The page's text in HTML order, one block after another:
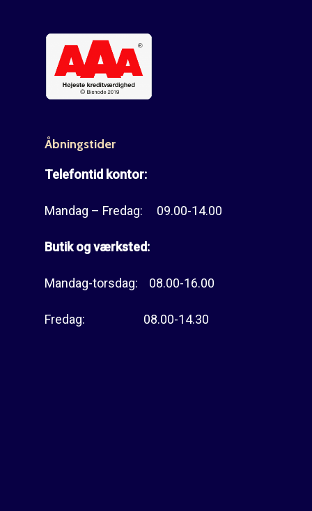
Åbningstider
Telefontid kontor:
Mandag – Fredag: 09.00-14.00
Butik og værksted:
Mandag-torsdag: 08.00-16.00
Fredag: 08.00-14.30